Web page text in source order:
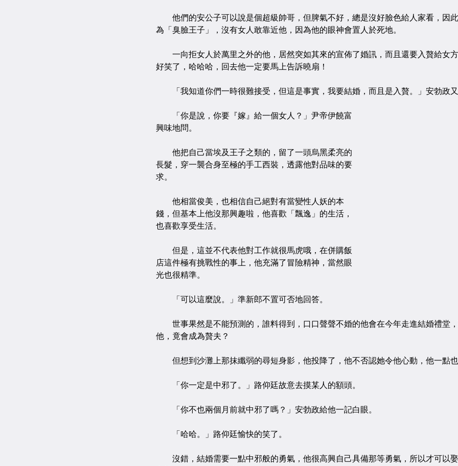
他們的安公子可以說是個超級帥哥，但脾氣不好，總是沒好臉色給人家看，因
為「臭臉王子」，沒有女人敢靠近他，因為他的眼神會置人於死地。
一向拒女人於萬里之外的他，居然突如其來的宣佈了婚訊，而且還要入贅給女
好笑了，哈哈哈，回去他一定要馬上告訴曉扇！
「我知道你們一時很難接受，但這是事實，我要結婚，而且是入贅。」安勃政又
「你是說，你要『嫁』給一個女人？」尹帝伊饒富
興味地問。
他把自己當埃及王子之類的，留了一頭烏黑柔亮的
長髮，穿一襲合身至極的手工西裝，透露他對品味的要
求。
他相當俊美，也相信自己絕對有當變性人妖的本
錢，但基本上他沒那興趣啦，他喜歡「飄逸」的生活，
也喜歡享受生活。
但是，這並不代表他對工作就很馬虎哦，在併購飯
店這件極有挑戰性的事上，他充滿了冒險精神，當然眼
光也很精準。
「可以這麼說。」準新郎不置可否地回答。
世事果然是不能預測的，誰料得到，口口聲聲不婚的他會在今年走進結婚禮堂
他，竟會成為贅夫？
但想到沙灘上那抹纖弱的尋短身影，他投降了，他不否認她令他心動，他一點也
「你一定是中邪了。」路仰廷故意去摸某人的額頭。
「你不也兩個月前就中邪了嗎？」安勃政給他一記白眼。
「哈哈。」路仰廷愉快的笑了。
沒錯，結婚需要一點中邪般的勇氣，他很高興自己具備那等勇氣，所以才可以